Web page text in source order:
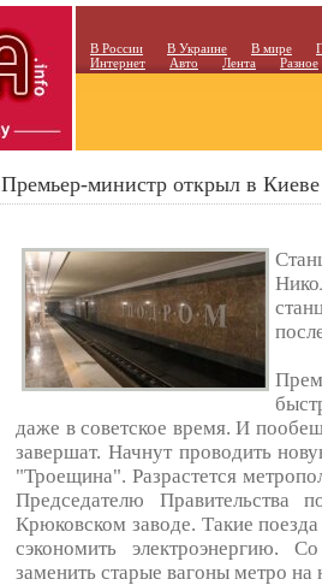
В России В Украине В мире
Интернет
Авто Лента Разное
Премьер-министр открыл в
даже в советское время. И
завершат. Начнут проводить
"Троещина". Разрастется
Председателю Правительства
Крюковском заводе. Такие
сэкономить электроэнергию.
заменить старые вагоны метро на